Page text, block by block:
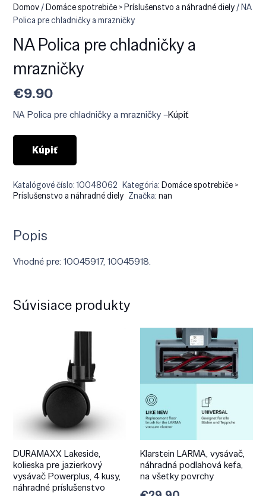
Domov/Domáce spotrebiče > Príslušenstvo a náhradné diely/ NA
Polica pre chladničky a mrazničky
NA Polica pre chladničky a
mrazničky
€9.90
NA Polica pre chladničky a mrazničky –Kúpiť
Kúpiť
Katalógové číslo:10048062 Kategória:Domáce spotrebiče >
Príslušenstvo a náhradné diely Značka:nan
Popis
Vhodné pre: 10045917, 10045918.
Súvisiace produkty
DURAMAXX Lakeside,
kolieska pre jazierkový
vysávač Powerplus, 4 kusy,
náhradné príslušenstvo
Klarstein LARMA, vysávač,
náhradná podlahová kefa,
na všetky povrchy